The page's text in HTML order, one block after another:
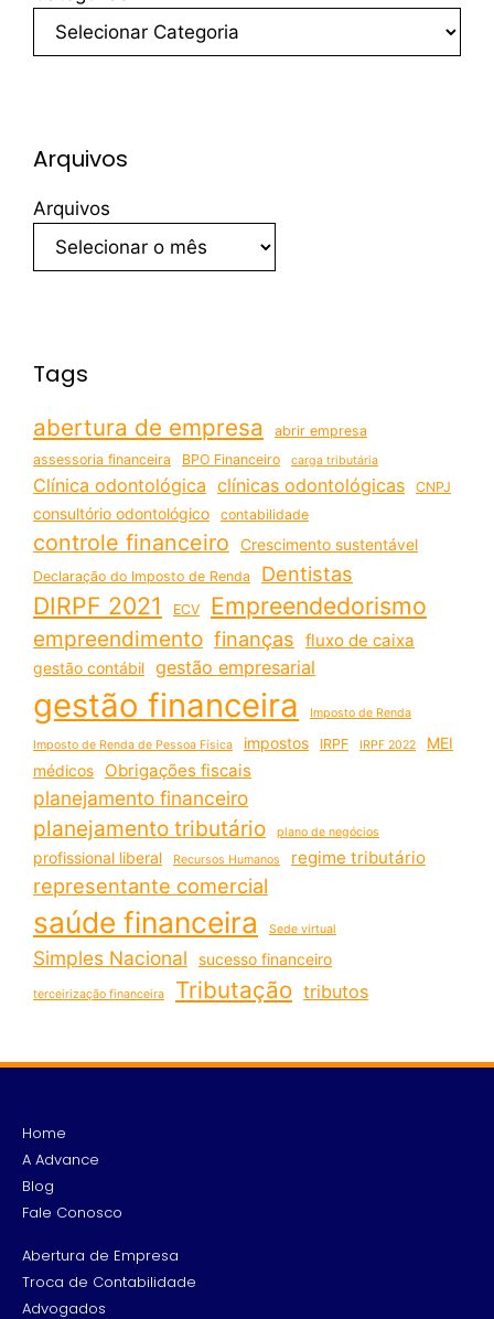
Arquivos
Arquivos
Tags
abertura de empresa
abrir empresa
assessoria financeira
BPO Financeiro carga tributária
Clínica odontológica clínicas odontológicas CNPJ
consultório odontológico contabilidade
controle financeiro Crescimento sustentável
Declaração do Imposto de Renda Dentistas
DIRPF 2021 ECV Empreendedorismo
empreendimento finanças fluxo de caixa
gestão contábil gestão empresarial
gestão financeira Imposto de Renda
Imposto de Renda de Pessoa Física impostos IRPF IRPF 2022
MEI
médicos
Obrigações fiscais
planejamento financeiro
planejamento tributário plano de negócios
profissional liberal Recursos Humanos regime tributário
representante comercial
saúde financeira Sede virtual
Simples Nacional sucesso financeiro
terceirização financeira Tributação tributos
Home
A Advance
Blog
Fale Conosco
Abertura de Empresa
Troca de Contabilidade
Advogados